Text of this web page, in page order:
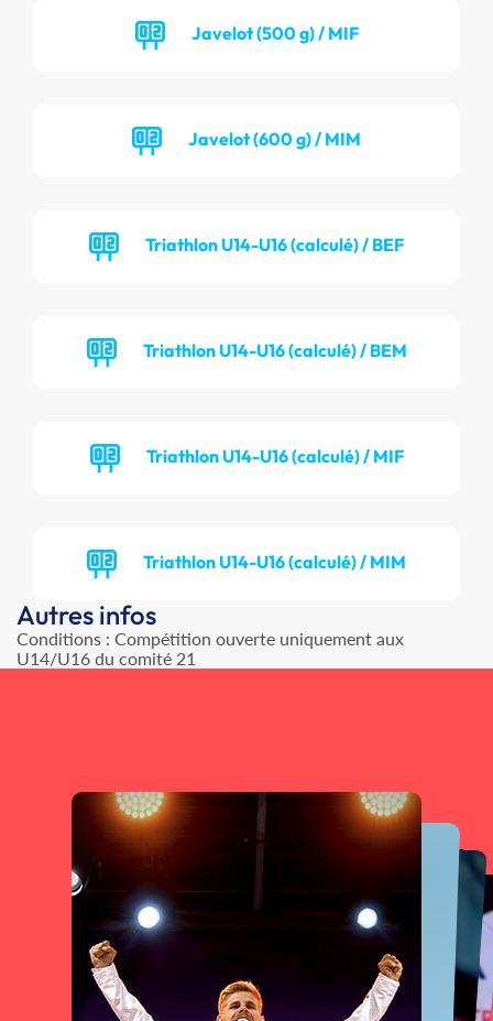
Javelot (500 g) / MIF
Javelot (600 g) / MIM
Triathlon U14-U16 (calculé) / BEF
Triathlon U14-U16 (calculé) / BEM
Triathlon U14-U16 (calculé) / MIF
Triathlon U14-U16 (calculé) / MIM
Autres infos
Conditions : Compétition ouverte uniquement aux
U14/U16 du comité 21